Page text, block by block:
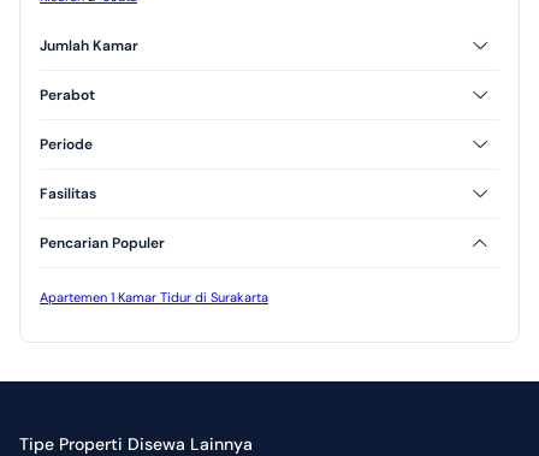
Jumlah Kamar
2 Kamar Tidur
Perabot
Furnished
Periode
Tahunan
Fasilitas
CCTV
Pencarian Populer
Apartemen 1 Kamar Tidur di Surakarta
Tipe Properti Disewa Lainnya